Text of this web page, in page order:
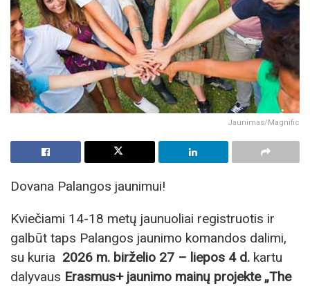
Jaunimas/Magnific
Dovana Palangos jaunimui!
Kviečiami 14-18 metų jaunuoliai registruotis ir
galbūt taps Palangos jaunimo komandos dalimi,
su kuria 2026 m. birželio 27 – liepos 4 d. kartu
dalyvaus Erasmus+ jaunimo mainų projekte „The